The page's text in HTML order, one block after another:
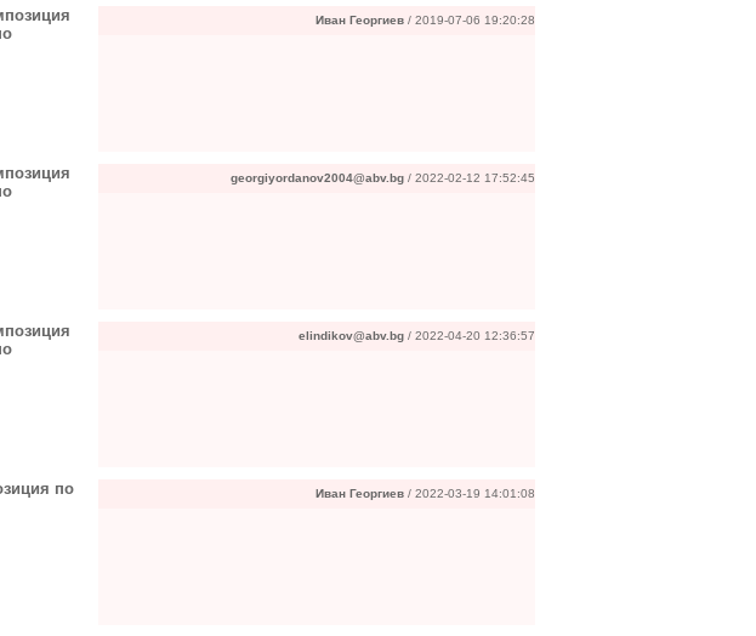
Иван Георгиев / 2019-07-06 19:20:28
georgiyordanov2004@abv.bg / 2022-02-12 17:52:45
elindikov@abv.bg / 2022-04-20 12:36:57
по
Иван Георгиев / 2022-03-19 14:01:08